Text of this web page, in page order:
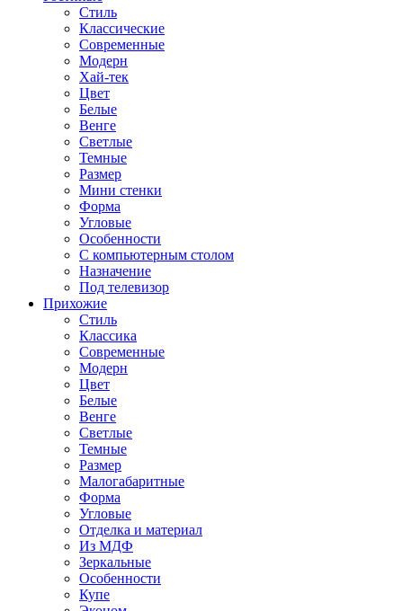
Стиль
Классические
Современные
Модерн
Хай-тек
Цвет
Белые
Венге
Светлые
Темные
Размер
Мини стенки
Форма
Угловые
Особенности
С компьютерным столом
Назначение
Под телевизор
Прихожие
Стиль
Классика
Современные
Модерн
Цвет
Белые
Венге
Светлые
Темные
Размер
Малогабаритные
Форма
Угловые
Отделка и материал
Из МДФ
Зеркальные
Особенности
Купе